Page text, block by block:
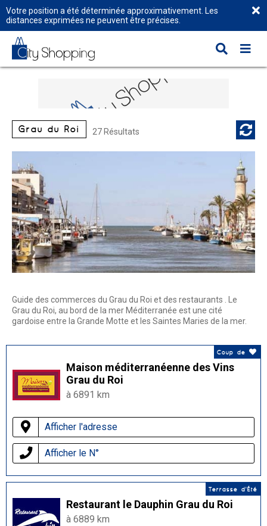
Votre position a été déterminée approximativement. Les
distances exprimées ne peuvent être précises.
Grau du Roi 27 Résultats
Guide des commerces du Grau du Roi et des restaurants . Le
Grau du Roi, au bord de la mer Méditerranée est une cité
gardoise entre la Grande Motte et les Saintes Maries de la mer.
Coup de
Maison méditerranéenne des Vins
Grau du Roi
à 6891 km
Afficher l'adresse
Afficher le N°
Terrasse d'Été
Restaurant le Dauphin Grau du Roi
à 6889 km